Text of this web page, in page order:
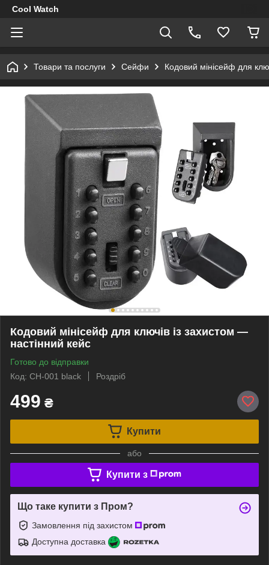
Cool Watch
Товари та послуги Сейфи Кодовий мінісейф для
Кодовий мінісейф для ключів із захистом —
настінний кейс
Готово до відправки
Код: CH-001 black
Роздріб
499 ₴
Купити
або
Купити з
Що таке купити з Пром?
Замовлення під захистом
Доступна доставка